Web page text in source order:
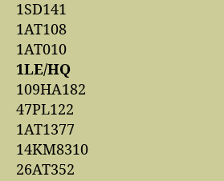
1SD141
1AT108
1AT010
1LE/HQ
109HA182
47PL122
1AT1377
14KM8310
26AT352